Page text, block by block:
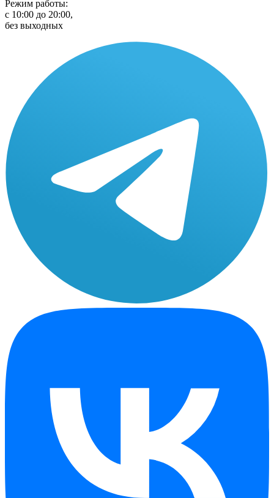
Режим работы:
с 10:00 до 20:00,
без выходных